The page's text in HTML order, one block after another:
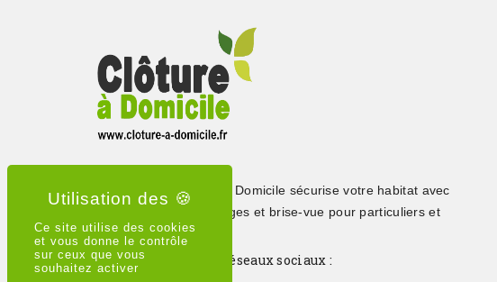
Depuis 2015, Clôture à Domicile sécurise votre habitat avec
clôtures, portails, grillages et brise-vue pour particuliers et
professionnels
Suivez-nous sur les réseaux sociaux :
Ce site utilise des cookies
et vous donne le contrôle
sur ceux que vous
souhaitez activer